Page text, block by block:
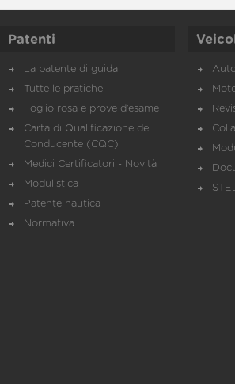
Patenti
La patente di guida
Tutte le pratiche
Foglio rosa e prove d’esame
Carta di Qualificazione del
Conducente (CQC)
Medici Certificatori - Novità
Modulistica
Patente nautica
Normativa